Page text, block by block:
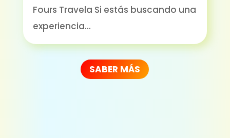
Fours Travela Si estás buscando una
experiencia...
SABER MÁS